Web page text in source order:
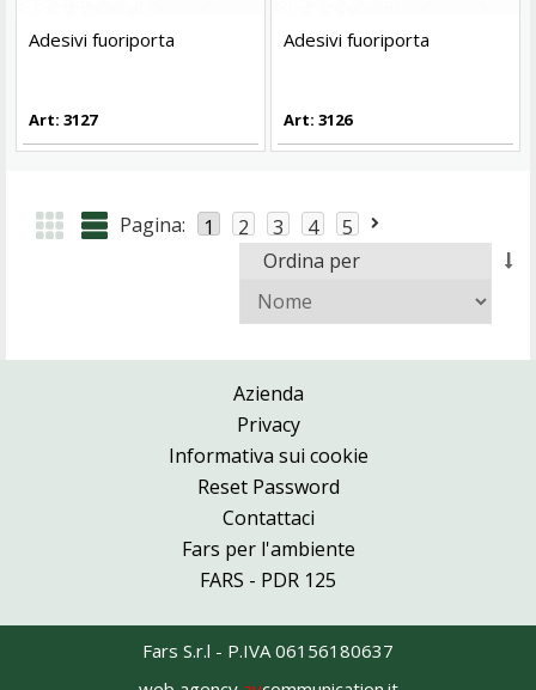
Adesivi fuoriporta
Art: 3127
Adesivi fuoriporta
Art: 3126
Pagina: 1 2 3 4
5
Ordina per
Azienda
Privacy
Informativa sui cookie
Reset Password
Contattaci
Fars per l'ambiente
FARS - PDR 125
Fars S.r.l - P.IVA 06156180637